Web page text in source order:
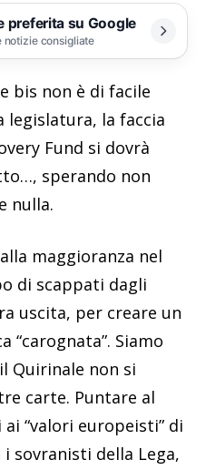
preferita su Google
notizie consigliate
bis non è di facile
legislatura, la faccia
Fund si dovrà
sperando non
nulla.
maggioranza nel
di scappati dagli
uscita, per creare un
“carognata”. Siamo
Quirinale non si
carte. Puntare al
“valori europeisti” di
sovranisti della Lega,